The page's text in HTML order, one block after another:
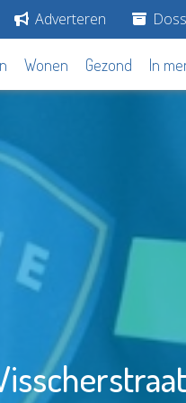
Adverteren
Wonen Gezond In